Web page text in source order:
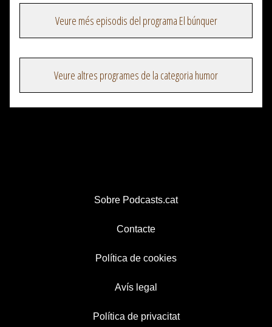
Veure més episodis del programa El búnquer
Veure altres programes de la categoria humor
Sobre Podcasts.cat
Contacte
Política de cookies
Avís legal
Política de privacitat